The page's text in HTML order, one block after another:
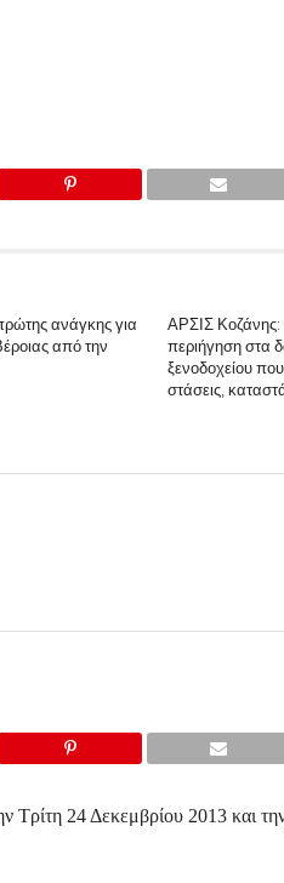
ανάγκης για
από την
ΑΡΣΙΣ
περιήγηση στα
ξενοδοχείου που
στάσεις,
24 Δεκεμβρίου 2013 και